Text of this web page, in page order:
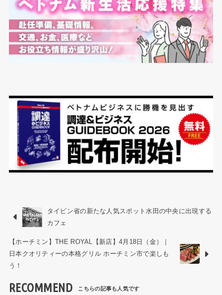
タイビン省の新たな人気スポット水田の中央に出現する
カフェ
【ホーチミン】THE ROYAL【新店】4月18日（金）｜
日本クオリティーの本格グリル ホーチミン市で楽しも
う！
RECOMMEND